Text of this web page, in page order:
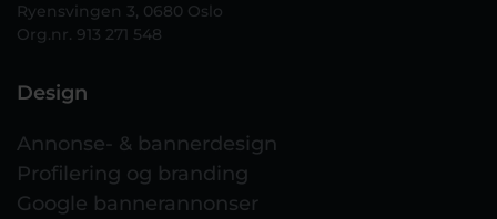
Ryensvingen 3, 0680 Oslo
Org.nr. 913 271 548
Design
Annonse- & bannerdesign
Profilering og branding
Google bannerannonser